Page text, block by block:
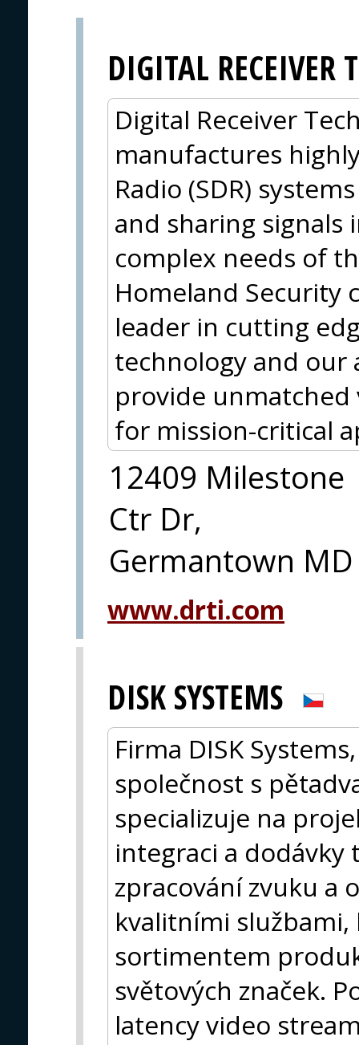
DIGITAL RECEIVER
Digital Receiver
manufactures
Radio (SDR)
and sharing
complex needs of
Homeland Security
leader in cutting
technology and our
provide
for mission-critical
12409 Milestone
Ctr Dr,
Germantown
www.drti.com
DISK SYSTEMS
Firma DISK
společnost s
specializuje na
integraci a
zpracování zvuku a
kvalitními
sortimentem
světových značek.
latency video